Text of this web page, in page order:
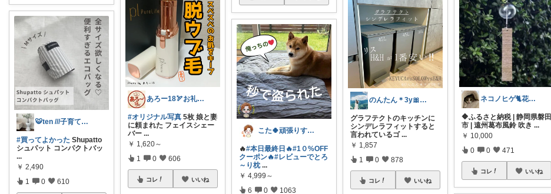
🐯ten ///子育て暮らしの愛用品
#買ってよかった Shupatto
シュパット コンパクトバッ
...
￥ 2,490
1 0 610
あろー18🏹お礼はプロフにて
#オリジナル写真 5枚 娘と妻
に頼まれた フェイスシェー
バー...
￥ 1,620～
1 0 606
コレ いいね
こた🍀頑張りすぎない主婦
🔥#本日最終日🔥#1０%OFF
クーポン🔥#レビューでとろ
～り枕 ...
￥ 4,999～
6 0 1063
のんたん＊3y🎀1y👶🏻🍼
グラフテクトのキッチンに
シンデレラフィットすると
言われているゴ ...
￥ 1,857
1 0 878
コレ いいね
ネコノヒゲ🐈花好きオタクの庭🪴
🔶ふるさと納税 | 静岡県磐田
市 | 遠州葛布風鈴 吹き ...
￥ 10,000
0 0 471
コレ いいね